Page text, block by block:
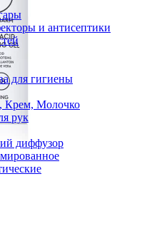
и антисептики
для гигиены
Крем, Молочко
рук
диффузор